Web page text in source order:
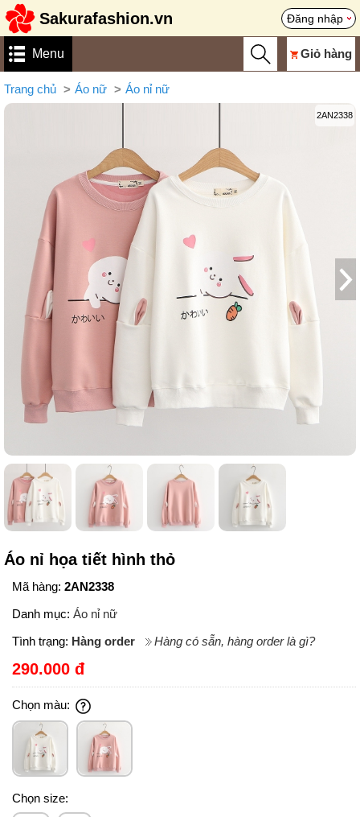
Sakurafashion.vn Đăng nhập
Menu Giỏ hàng
Trang chủ Áo nữ Áo nỉ nữ
2AN2338
Áo nỉ họa tiết hình thỏ
Mã hàng: 2AN2338
Danh mục: Áo nỉ nữ
Tình trạng: Hàng order Hàng có sẵn, hàng order là gì?
290.000 đ
Chọn màu:
Chọn size: